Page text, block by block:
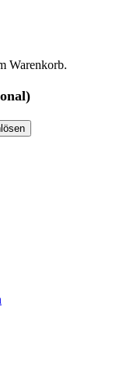
Warenkorb.